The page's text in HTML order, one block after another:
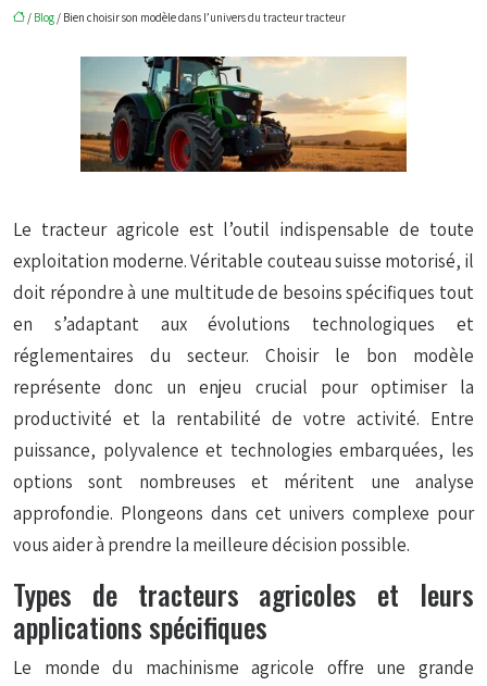
/ Blog / Bien choisir son modèle dans l’univers du tracteur tracteur
Le tracteur agricole est l’outil indispensable de toute
exploitation moderne. Véritable couteau suisse motorisé, il
doit répondre à une multitude de besoins spécifiques tout
en s’adaptant aux évolutions technologiques et
réglementaires du secteur. Choisir le bon modèle
représente donc un enjeu crucial pour optimiser la
productivité et la rentabilité de votre activité. Entre
puissance, polyvalence et technologies embarquées, les
options sont nombreuses et méritent une analyse
approfondie. Plongeons dans cet univers complexe pour
vous aider à prendre la meilleure décision possible.
Types de tracteurs agricoles et leurs
applications spécifiques
Le monde du machinisme agricole offre une grande